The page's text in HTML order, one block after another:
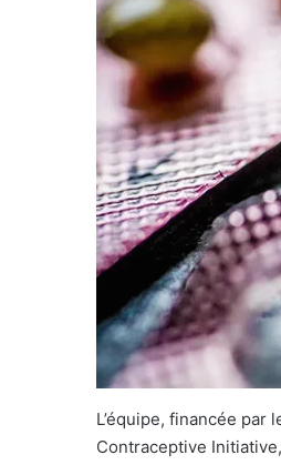
L’équipe, financée par
Contraceptive